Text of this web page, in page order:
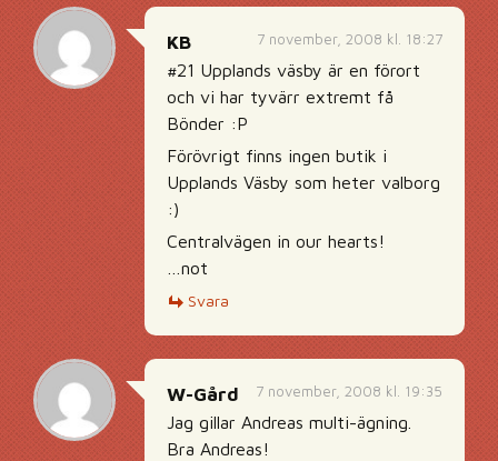
7 november, 2008 kl. 18:27
KB
#21 Upplands väsby är en förort
och vi har tyvärr extremt få
Bönder :P
Förövrigt finns ingen butik i
Upplands Väsby som heter valborg
:)
Centralvägen in our hearts!
…not
Svara
7 november, 2008 kl. 19:35
W-Gård
Jag gillar Andreas multi-ägning.
Bra Andreas!